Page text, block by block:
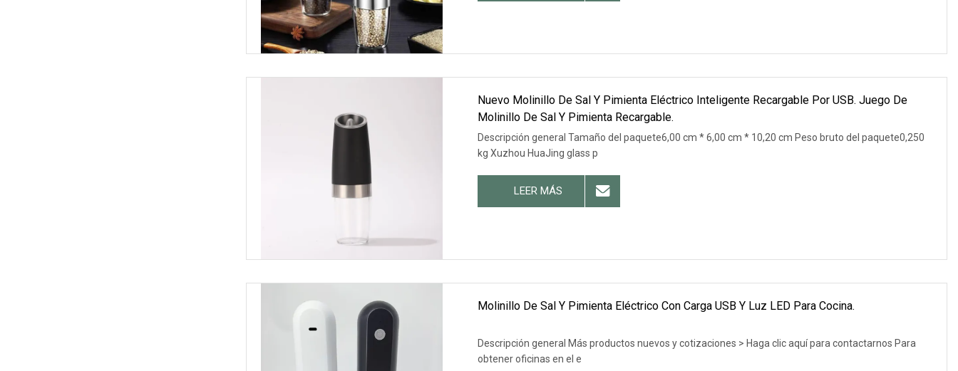
Nuevo Molinillo De Sal Y Pimienta Eléctrico Inteligente Recargable Por USB. Juego De
Molinillo De Sal Y Pimienta Recargable.
Descripción general Tamaño del paquete6,00 cm * 6,00 cm * 10,20 cm Peso bruto del paquete0,250
kg Xuzhou HuaJing glass p
LEER MÁS
Molinillo De Sal Y Pimienta Eléctrico Con Carga USB Y Luz LED Para Cocina.
Descripción general Más productos nuevos y cotizaciones > Haga clic aquí para contactarnos Para
obtener oficinas en el e